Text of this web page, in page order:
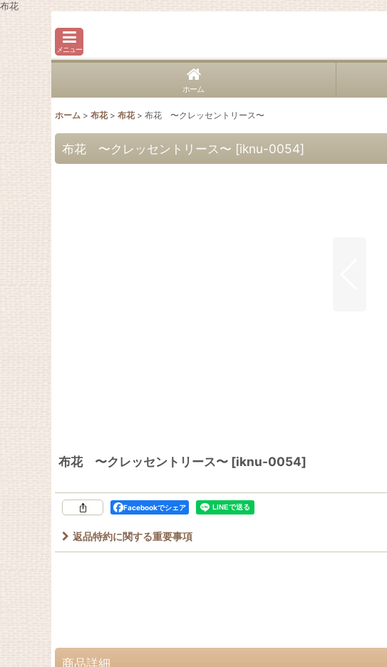
布花
メニュー
ホーム
ホーム > 布花 > 布花 > 布花 〜クレッセントリース〜
布花 〜クレッセントリース〜 [iknu-0054]
布花 〜クレッセントリース〜 [iknu-0054]
Facebookでシェア
返品特約に関する重要事項
商品詳細